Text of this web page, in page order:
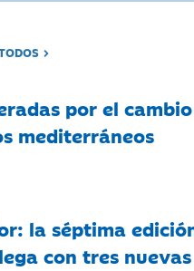
por el cambio
mediterráneos
la séptima
con tres nuevas